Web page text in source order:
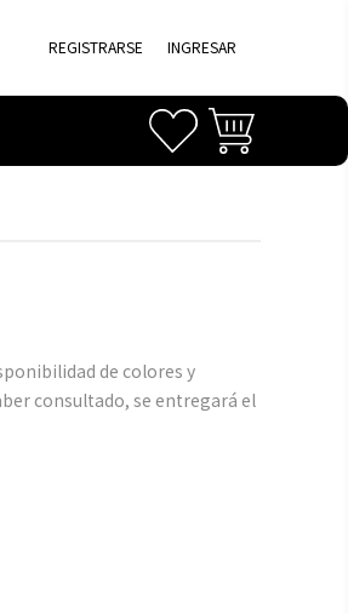
REGISTRARSE INGRESAR
de colores y
consultado, se entregará el